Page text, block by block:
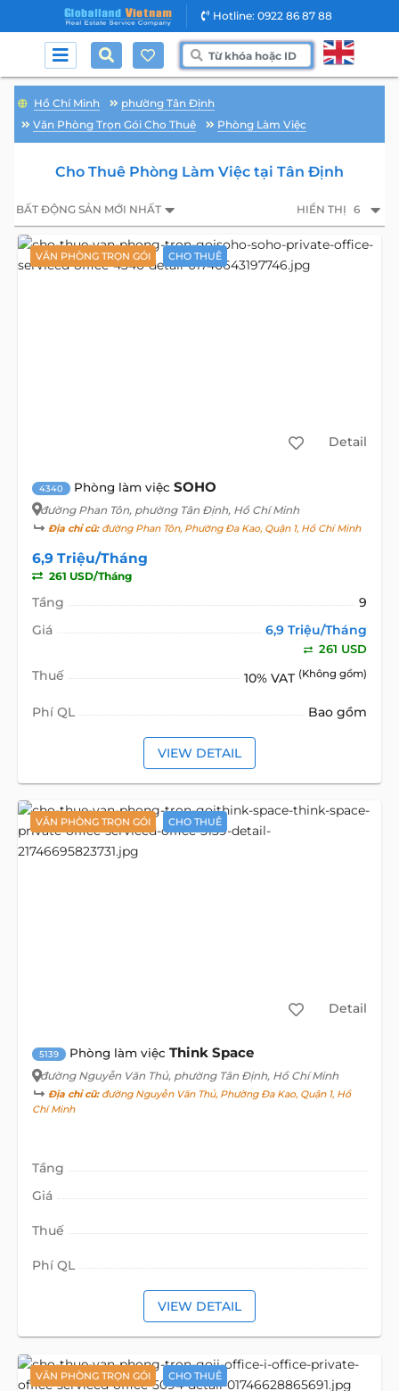
Hotline: 0922 86 87 88
Hồ Chí Minh
phường Tân Định
Văn Phòng Trọn Gói Cho Thuê
Phòng Làm Việc
Cho Thuê Phòng Làm Việc tại Tân Định
BẤT ĐỘNG SẢN MỚI NHẤT HIỂN THỊ 6
VĂN PHÒNG TRỌN GÓI CHO THUÊ
Detail
4340 Phòng làm việc SOHO
đường Phan Tôn, phường Tân Định, Hồ Chí Minh
Địa chỉ cũ:đường Phan Tôn, Phường Đa Kao, Quận 1, Hồ Chí Minh
6,9 Triệu/Tháng
261 USD/Tháng
Tầng
9
Giá
6,9 Triệu/Tháng
261 USD
Thuế 10% VAT (Không gồm)
Phí QL Bao gồm
VIEW DETAIL
VĂN PHÒNG TRỌN GÓI CHO THUÊ
Detail
5139 Phòng làm việc Think Space
đường Nguyễn Văn Thủ, phường Tân Định, Hồ Chí Minh
Địa chỉ cũ:đường Nguyễn Văn Thủ, Phường Đa Kao, Quận 1, Hồ
Chí Minh
Tầng
Giá
Thuế
Phí QL
VIEW DETAIL
VĂN PHÒNG TRỌN GÓI CHO THUÊ